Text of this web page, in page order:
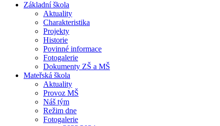
Základní škola
Aktuality
Charakteristika
Projekty
Historie
Povinné informace
Fotogalerie
Dokumenty ZŠ a MŠ
Mateřská škola
Aktuality
Provoz MŠ
Náš tým
Režim dne
Fotogalerie